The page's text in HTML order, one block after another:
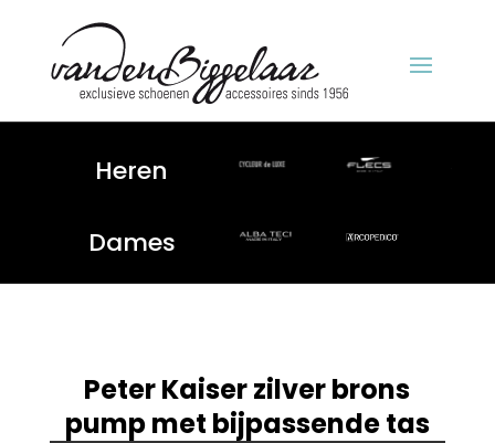
Heren
Dames
Peter Kaiser zilver brons
pump met bijpassende tas